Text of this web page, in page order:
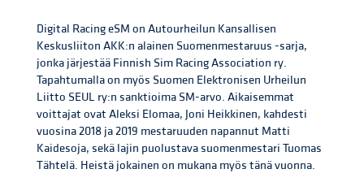
Digital Racing eSM on Autourheilun Kansallisen
Keskusliiton AKK:n alainen Suomenmestaruus -sarja,
jonka järjestää Finnish Sim Racing Association ry.
Tapahtumalla on myös Suomen Elektronisen Urheilun
Liitto SEUL ry:n sanktioima SM-arvo. Aikaisemmat
voittajat ovat Aleksi Elomaa, Joni Heikkinen, kahdesti
vuosina 2018 ja 2019 mestaruuden napannut Matti
Kaidesoja, sekä lajin puolustava suomenmestari Tuomas
Tähtelä. Heistä jokainen on mukana myös tänä vuonna.